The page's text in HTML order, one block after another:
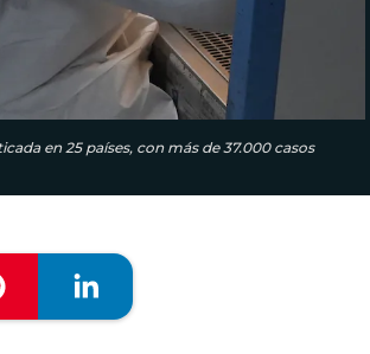
en 25 países, con más de 37.000 casos